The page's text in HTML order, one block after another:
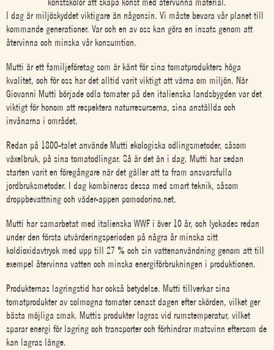
I dag är miljöskyddet viktigare än någonsin. Vi måste bevara vår planet till
kommande generationer. Var och en av oss kan göra en insats genom att
återvinna och minska vår konsumtion.
Mutti är ett familjeföretag som är känt för sina tomatprodukters höga
kvalitet, och för oss har det alltid varit viktigt att värna om miljön. När
Giovanni Mutti började odla tomater på den italienska landsbygden var det
viktigt för honom att respektera naturresurserna, sina anställda och
invånarna i området.
Redan på 1800-talet använde Mutti ekologiska odlingsmetoder, såsom
växelbruk, på sina tomatodlingar. Så är det än i dag. Mutti har sedan
starten varit en föregångare när det gäller att ta fram ansvarsfulla
jordbruksmetoder. I dag kombineras dessa med smart teknik, såsom
droppbevattning och väder-appen pomodorino.net.
Mutti har samarbetat med italienska WWF i över 10 år, och lyckades redan
under den första utvärderingsperioden på några år minska sitt
koldioxidavtryck med upp till 27 % och sin vattenanvändning genom att till
exempel återvinna vatten och minska energiförbrukningen i produktionen.
Produkternas lagringstid har också betydelse. Mutti tillverkar sina
tomatprodukter av solmogna tomater senast dagen efter skörden, vilket ger
bästa möjliga smak. Muttis produkter lagras vid rumstemperatur, vilket
sparar energi för lagring och transporter och förhindrar matsvinn eftersom de
kan lagras länge.